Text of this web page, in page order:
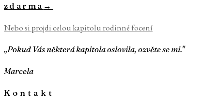
zdarma →
Nebo si projdi celou kapitolu rodinné focení
„Pokud Vás některá kapitola oslovila, ozvěte se mi."
Marcela
Kontakt